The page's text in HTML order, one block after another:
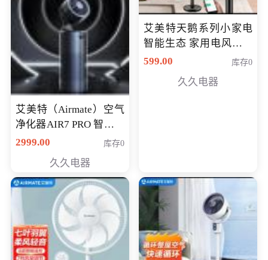
艾美特（Airmate）空气
净化器AIR7 PRO 智能全
屋空气循环负离子旗舰
2999.00 库存0
久久电器
艾美特天鹅系列小家电
智能生态 家用电风扇直
流变频节能轻音空气循
鹅，白天鹅智能)
599.00 库存0
久久电器